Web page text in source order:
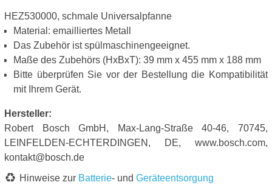
HEZ530000, schmale Universalpfanne
Material: emailliertes Metall
Das Zubehör ist spülmaschinengeeignet.
Maße des Zubehörs (HxBxT): 39 mm x 455 mm x 188 mm
Bitte überprüfen Sie vor der Bestellung die Kompatibilität
mit Ihrem Gerät.
Hersteller:
Robert Bosch GmbH, Max-Lang-Straße 40-46, 70745,
LEINFELDEN-ECHTERDINGEN, DE, www.bosch.com,
kontakt@bosch.de
Hinweise zur Batterie- und Geräteentsorgung